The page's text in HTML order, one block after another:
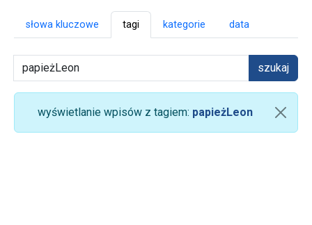
słowa kluczowe tagi kategorie data
szukaj
wyświetlanie wpisów z tagiem: papieżLeon